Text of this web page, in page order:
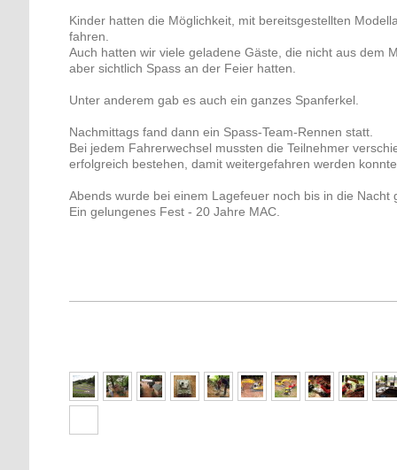
Kinder hatten die Möglichkeit, mit bereitsgestellten
fahren.
Auch hatten wir viele geladene Gäste, die nicht aus dem
aber sichtlich Spass an der Feier hatten.
Unter anderem gab es auch ein ganzes Spanferkel.
Nachmittags fand dann ein Spass-Team-Rennen statt.
Bei jedem Fahrerwechsel mussten die Teilnehmer
erfolgreich bestehen, damit weitergefahren werden
Abends wurde bei einem Lagefeuer noch bis in die Nacht
Ein gelungenes Fest - 20 Jahre MAC.